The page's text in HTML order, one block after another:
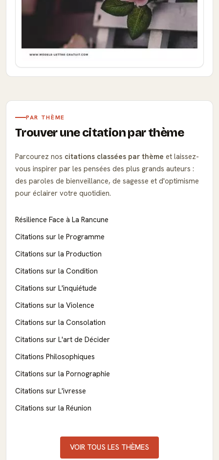
PAR THÈME
Trouver une citation par thème
Parcourez nos citations classées par thème et laissez-
vous inspirer par les pensées des plus grands auteurs :
des paroles de bienveillance, de sagesse et d'optimisme
pour éclairer votre quotidien.
Résilience Face à La Rancune
Citations sur le Programme
Citations sur la Production
Citations sur la Condition
Citations sur L'inquiétude
Citations sur la Violence
Citations sur la Consolation
Citations sur L'art de Décider
Citations Philosophiques
Citations sur la Pornographie
Citations sur L'ivresse
Citations sur la Réunion
VOIR TOUS LES THÈMES